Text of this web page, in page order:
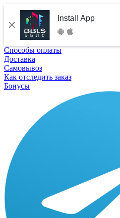
Install App
Способы оплаты
Доставка
Самовывоз
Как отследить заказ
Бонусы